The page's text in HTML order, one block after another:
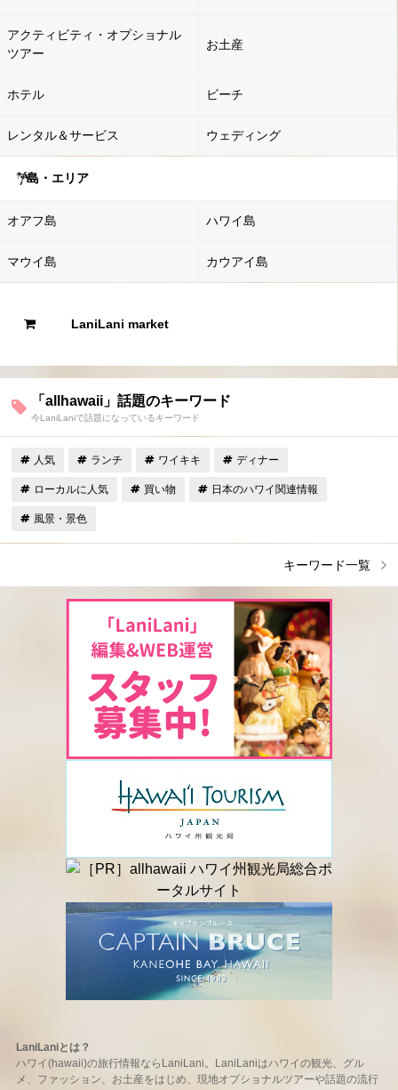
アクティビティ・オプショナル
ツアー
お土産
ホテル ビーチ
レンタル＆サービス ウェディング
島・エリア
オアフ島 ハワイ島
マウイ島 カウアイ島
LaniLani market
「allhawaii」話題のキーワード
今LaniLaniで話題になっているキーワード
人気 ランチ ワイキキ ディナー
ローカルに人気 買い物 日本のハワイ関連情報
風景・景色
キーワード一覧
LaniLaniとは？
ハワイ(hawaii)の旅行情報ならLaniLani。LaniLaniはハワイの観光、グル
メ、ファッション、お土産をはじめ、現地オプショナルツアーや話題の流行